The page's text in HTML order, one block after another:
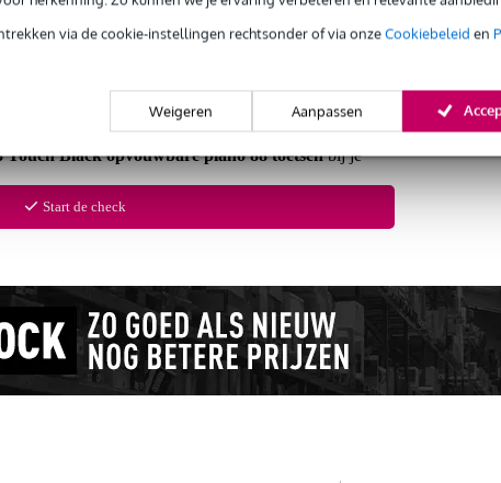
via de cookie-instellingen rechtsonder of via onzeCookiebeleid en
Weigeren Aanpassen
3 jaar Bax Music garantie
Gratis retourneren
Black opvouwbare piano 88 toetsenbij je
Start de check